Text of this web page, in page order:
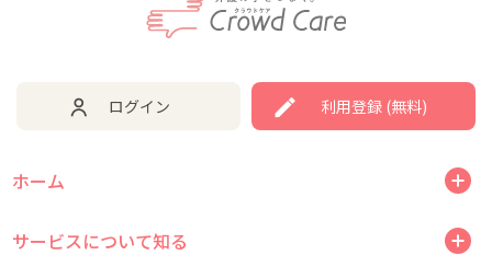
ログイン 利用登録 (無料)
ホーム
サービスについて知る